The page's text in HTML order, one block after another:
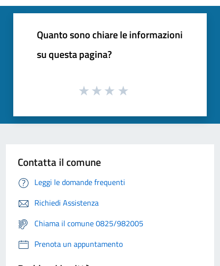
Quanto sono chiare le informazioni
su questa pagina?
Contatta il comune
Leggi le domande frequenti
Richiedi Assistenza
Chiama il comune 0825/982005
Prenota un appuntamento